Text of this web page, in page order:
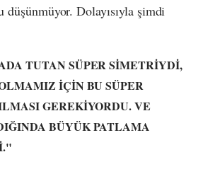
Dolayısıyla şimdi
TUTAN SÜPER SİMETRİYDİ,
İÇİN BU SÜPER
GEREKİYORDU. VE
BÜYÜK PATLAMA